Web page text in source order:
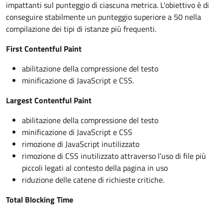
impattanti sul punteggio di ciascuna metrica. L'obiettivo è di
conseguire stabilmente un punteggio superiore a 50 nella
compilazione dei tipi di istanze più frequenti.
First Contentful Paint
abilitazione della compressione del testo
minificazione di JavaScript e CSS.
Largest Contentful Paint
abilitazione della compressione del testo
minificazione di JavaScript e CSS
rimozione di JavaScript inutilizzato
rimozione di CSS inutilizzato attraverso l’uso di file più
piccoli legati al contesto della pagina in uso
riduzione delle catene di richieste critiche.
Total Blocking Time